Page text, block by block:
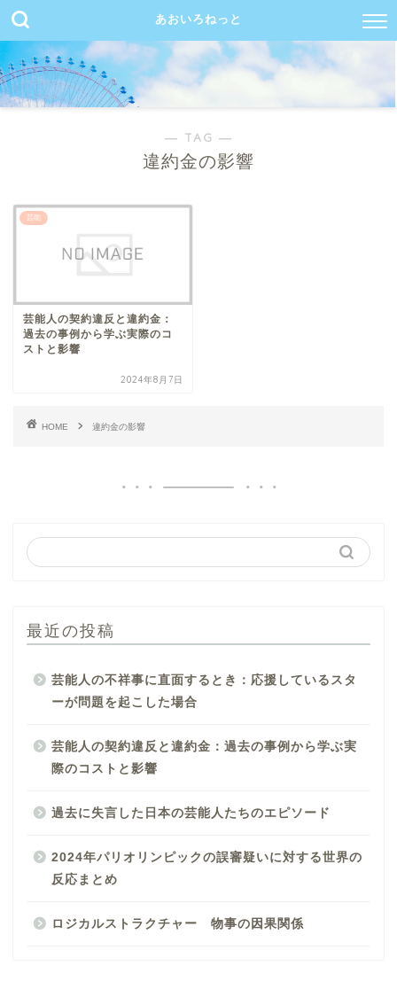
あおいろねっと
― TAG ―
違約金の影響
芸能
芸能人の契約違反と違約金：
過去の事例から学ぶ実際のコ
ストと影響
2024年8月7日
HOME 違約金の影響
最近の投稿
芸能人の不祥事に直面するとき：応援しているスタ
ーが問題を起こした場合
芸能人の契約違反と違約金：過去の事例から学ぶ実
際のコストと影響
過去に失言した日本の芸能人たちのエピソード
2024年パリオリンピックの誤審疑いに対する世界の
反応まとめ
ロジカルストラクチャー 物事の因果関係